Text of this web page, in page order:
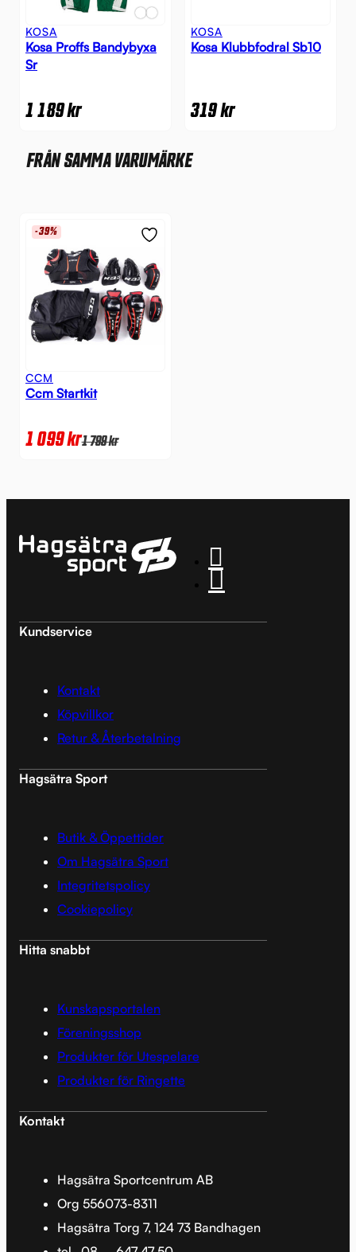
KOSA
Kosa Proffs Bandybyxa
Sr
1 189kr
KOSA
Kosa Klubbfodral Sb10
319kr
FRÅN SAMMA VARUMÄRKE
-39%
CCM
Ccm Startkit
1 099kr1 799kr
Kundservice
Kontakt
Köpvillkor
Retur & Återbetalning
Hagsätra Sport
Butik & Öppettider
Om Hagsätra Sport
Integritetspolicy
Cookiepolicy
Hitta snabbt
Kunskapsportalen
Föreningsshop
Produkter för Utespelare
Produkter för Ringette
Kontakt
Hagsätra Sportcentrum AB
Org 556073-8311
Hagsätra Torg 7, 124 73 Bandhagen